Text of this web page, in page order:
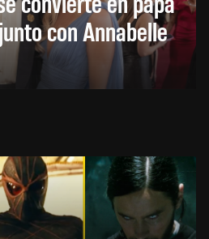
con Annabelle